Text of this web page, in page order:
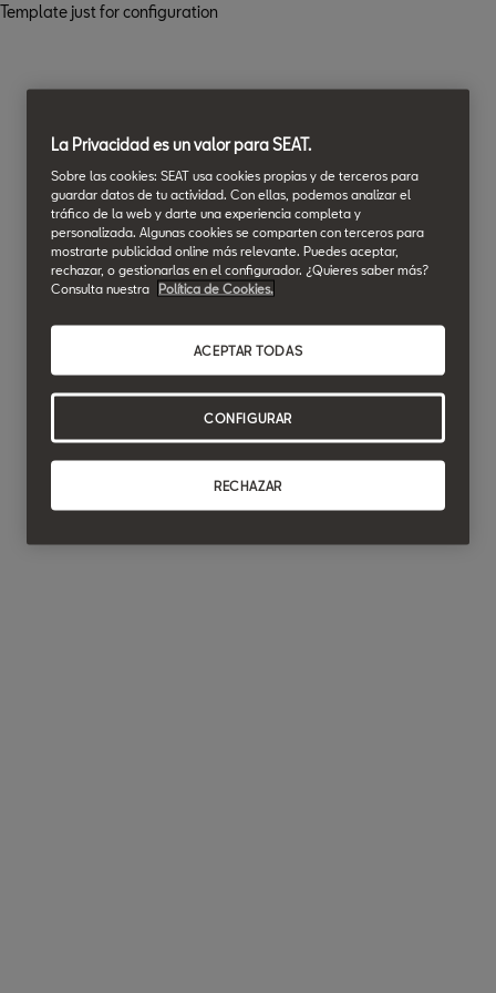
Template just for configuration
La Privacidad es un valor para SEAT.
Sobre las cookies: SEAT usa cookies propias y de terceros para
guardar datos de tu actividad. Con ellas, podemos analizar el
tráfico de la web y darte una experiencia completa y
personalizada. Algunas cookies se comparten con terceros para
mostrarte publicidad online más relevante. Puedes aceptar,
rechazar, o gestionarlas en el configurador. ¿Quieres saber más?
Consulta nuestra
Política de Cookies.
RECHAZAR
ACEPTAR TODAS
CONFIGURAR